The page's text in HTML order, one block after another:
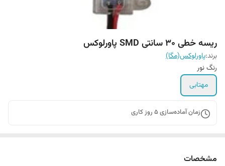
ریسه خطی 30 سانتی SMD پاورلوکس
برند:پاورلوکس(مگا)
رنگ نور
مهتابی
زمان آماده‌سازی5 روز کاری
مشخصات